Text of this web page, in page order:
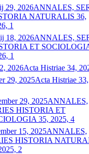
29, 2026ANNALES,
NATURALIS 36,
1
18, 2026ANNALES,
ET
1
2026Acta Histriae 34,
29, 2025Acta Histriae 33,
29, 2025ANNALES,
HISTORIA ET
35, 2025, 4
15, 2025ANNALES,
HISTORIA
2